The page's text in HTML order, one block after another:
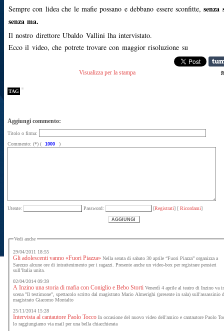
Sempre con lidea che le mafie possano e debbano essere sconfitte,senza
senza ma.
Il nostro direttore Ubaldo Vallini lha intervistato.
Ecco il video, che potrete trovare con maggior risoluzione su
Visualizza per la stampa
TAG
Aggiungi commento:
Titolo o firma:
Commento: (*) (
)
Utente: Password: [Registrati] [ Ricordami]
Vedi anche
29/04/2011 18:55
Gli adolescenti vanno «Fuori Piazza» Nella serata di sabato 30 aprile “Fuori Piazza” organizza a
Sarezzo alcune ore di intrattenimento per i ragazzi. Presente anche un video-box per registrare pensieri
sull’Italia unita.
02/04/2014 09:39
A Inzino una storia di mafia con Coniglio e Bebo Storti Venerdì 4 aprile al teatro di Inzino va
scena "Il testimone", spettacolo scritto dal magistrato Mario Almerighi (presente in sala) sull'assassinio
magistrato Giacomo Montalto
25/11/2014 15:28
Intervista al cantautore Paolo Tocco In occasione del nuovo video dell'amico e cantautore Paolo
lo raggiungiamo via mail per una bella chiacchierata